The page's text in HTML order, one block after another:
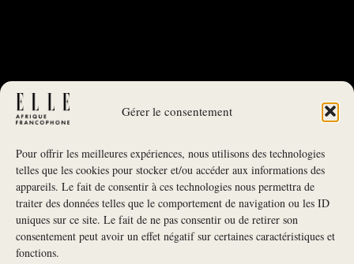
Gérer le consentement
Pour offrir les meilleures expériences, nous utilisons des technologies
telles que les cookies pour stocker et/ou accéder aux informations des
appareils. Le fait de consentir à ces technologies nous permettra de
traiter des données telles que le comportement de navigation ou les ID
uniques sur ce site. Le fait de ne pas consentir ou de retirer son
consentement peut avoir un effet négatif sur certaines caractéristiques et
fonctions.
NEWSLETTER